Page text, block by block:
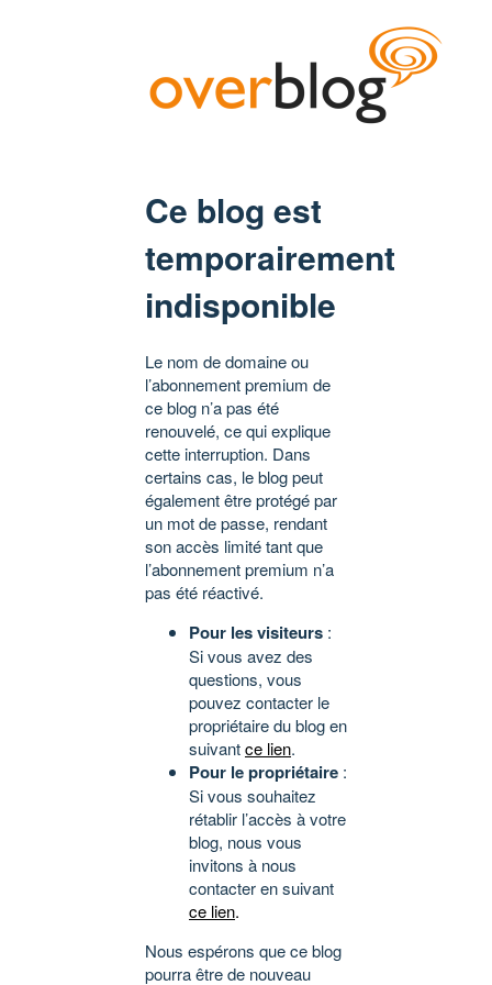
Ce blog est
temporairement
indisponible
Le nom de domaine ou
l’abonnement premium de
ce blog n’a pas été
renouvelé, ce qui explique
cette interruption. Dans
certains cas, le blog peut
également être protégé par
un mot de passe, rendant
son accès limité tant que
l’abonnement premium n’a
pas été réactivé.
Pour les visiteurs :
Si vous avez des
questions, vous
pouvez contacter le
propriétaire du blog en
suivantce lien.
Pour le propriétaire :
Si vous souhaitez
rétablir l’accès à votre
blog, nous vous
invitons à nous
contacter en suivant
ce lien.
Nous espérons que ce blog
pourra être de nouveau